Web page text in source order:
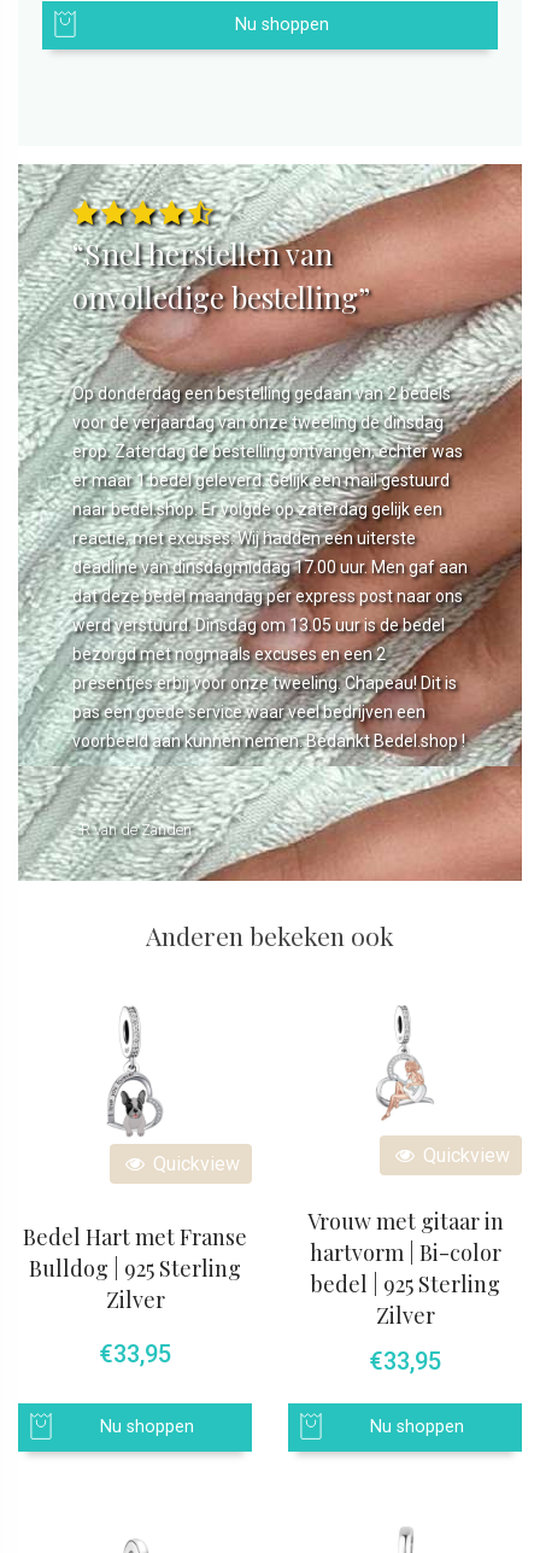
Nu shoppen
“Snel herstellen van
onvolledige bestelling”
Op donderdag een bestelling gedaan van 2 bedels
voor de verjaardag van onze tweeling de dinsdag
erop. Zaterdag de bestelling ontvangen, echter was
er maar 1 bedel geleverd. Gelijk een mail gestuurd
naar bedel.shop. Er volgde op zaterdag gelijk een
reactie, met excuses. Wij hadden een uiterste
deadline van dinsdagmiddag 17.00 uur. Men gaf aan
dat deze bedel maandag per express post naar ons
werd verstuurd. Dinsdag om 13.05 uur is de bedel
bezorgd met nogmaals excuses en een 2
presentjes erbij voor onze tweeling. Chapeau! Dit is
pas een goede service waar veel bedrijven een
voorbeeld aan kunnen nemen. Bedankt Bedel.shop !
- R van de Zanden
Anderen bekeken ook
Quickview
Bedel Hart met Franse
Bulldog | 925 Sterling
Zilver
€33,95
Nu shoppen
Quickview
Vrouw met gitaar in
hartvorm | Bi-color
bedel | 925 Sterling
Zilver
€33,95
Nu shoppen